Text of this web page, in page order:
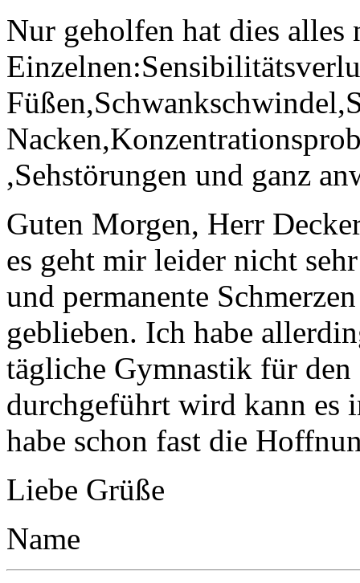
Nur geholfen hat dies
,Sehstörungen und ganz
Guten Morgen, Herr
es geht mir leider nicht
und permanente
geblieben. Ich habe
tägliche Gymnastik für
durchgeführt wird kann es
habe schon fast die
Liebe Grüße
Name